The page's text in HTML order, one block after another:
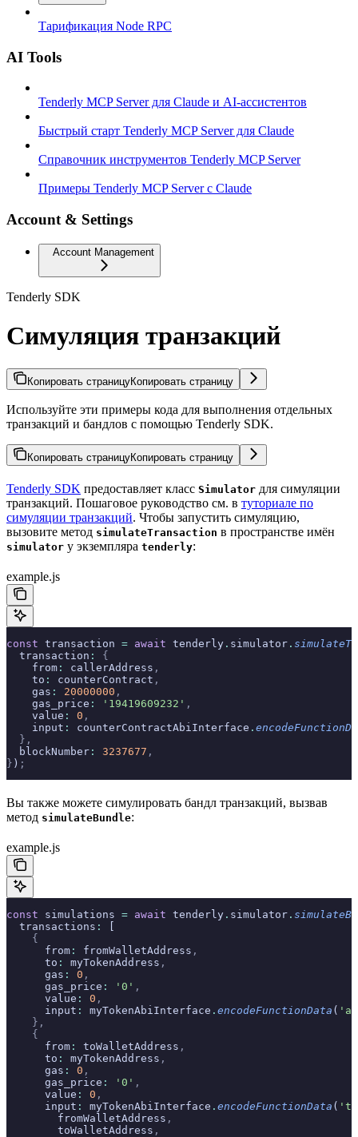
Тарификация Node RPC
AI Tools
Tenderly MCP Server для Claude и AI-ассистентов
Быстрый старт Tenderly MCP Server для Claude
Справочник инструментов Tenderly MCP Server
Примеры Tenderly MCP Server с Claude
Account & Settings
Account Management
Tenderly SDK
Симуляция транзакций
Копировать страницуКопировать страницу
Используйте эти примеры кода для выполнения отдельных
транзакций и бандлов с помощью Tenderly SDK.
Копировать страницуКопировать страницу
Tenderly SDK предоставляет класс Simulator для симуляции
транзакций. Пошаговое руководство см. в туториале по
симуляции транзакций. Чтобы запустить симуляцию,
вызовите метод simulateTransaction в пространстве имён
simulator у экземпляра tenderly:
example.js
const transaction = await tenderly . simulator .
  transaction
:
{
    from
: callerAddress ,
    to
: counterContract ,
    gas
: 20000000 ,
    gas_price
: '19419609232' ,
    value
: 0 ,
    input
: counterContractAbiInterface .
  },
  blockNumber
: 3237677 ,
} ) ;
Вы также можете симулировать бандл транзакций, вызвав
метод simulateBundle:
example.js
const simulations = await tenderly . simulator .
  transactions
:
    {
      from
: fromWalletAddress ,
      to
: myTokenAddress ,
      gas
: 0 ,
      gas_price
: '0' ,
      value
: 0 ,
      input
: myTokenAbiInterface . encodeFunctionData (
    },
    {
      from
: toWalletAddress ,
      to
: myTokenAddress ,
      gas
: 0 ,
      gas_price
: '0' ,
      value
: 0 ,
      input
: myTokenAbiInterface . encodeFunctionData (
        fromWalletAddress
,
        toWalletAddress
,